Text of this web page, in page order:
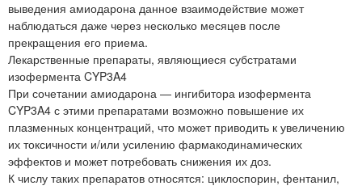
выведения амиодарона данное взаимодействие может
наблюдаться даже через несколько месяцев после
прекращения его приема.
Лекарственные препараты, являющиеся субстратами
изофермента CYP3A4
При сочетании амиодарона — ингибитора изофермента
CYP3A4 с этими препаратами возможно повышение их
плазменных концентраций, что может приводить к увеличению
их токсичности и/или усилению фармакодинамических
эффектов и может потребовать снижения их доз.
К числу таких препаратов относятся: циклоспорин, фентанил,